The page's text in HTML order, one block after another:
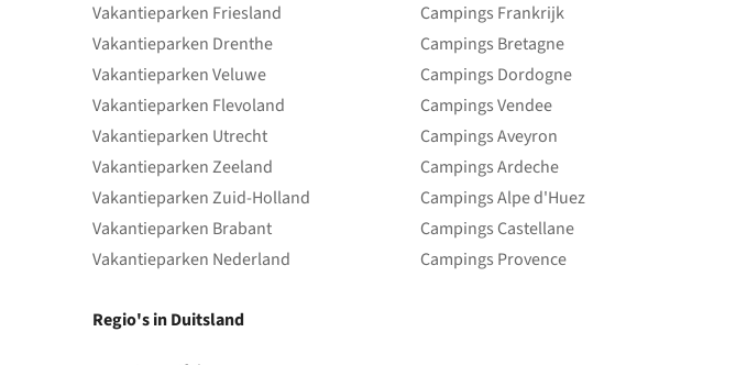
Vakantieparken Friesland
Vakantieparken Drenthe
Vakantieparken Veluwe
Vakantieparken Flevoland
Vakantieparken Utrecht
Vakantieparken Zeeland
Vakantieparken Zuid-Holland
Vakantieparken Brabant
Vakantieparken Nederland
Regio's in Duitsland
Campings Frankrijk
Campings Bretagne
Campings Dordogne
Campings Vendee
Campings Aveyron
Campings Ardeche
Campings Alpe d'Huez
Campings Castellane
Campings Provence